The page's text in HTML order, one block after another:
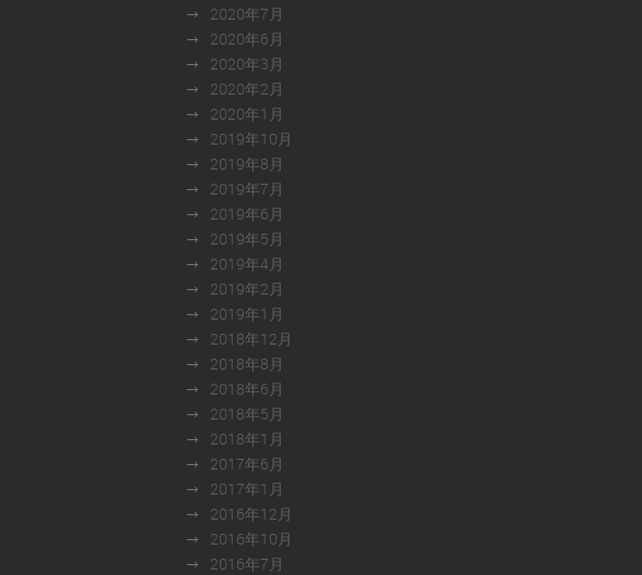
2020年7月
2020年6月
2020年3月
2020年2月
2020年1月
2019年10月
2019年8月
2019年7月
2019年6月
2019年5月
2019年4月
2019年2月
2019年1月
2018年12月
2018年8月
2018年6月
2018年5月
2018年1月
2017年6月
2017年1月
2016年12月
2016年10月
2016年7月